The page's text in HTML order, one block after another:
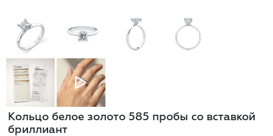
Кольцо белое золото 585 пробы со вставкой
бриллиант